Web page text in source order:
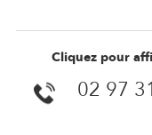
Cliquez pour
02 97